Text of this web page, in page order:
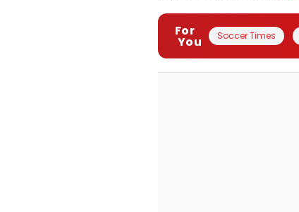
For
You Soccer Times